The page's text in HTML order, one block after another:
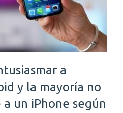
a
y la mayoría no
un iPhone según